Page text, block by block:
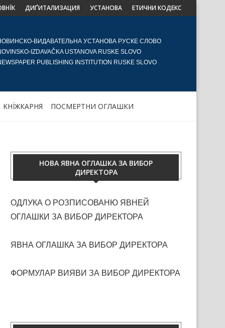
ДИҐИТАЛИЗАЦИЯ УСТАНОВА ЕТИЧНИ КОДЕКС
ВИДАВАТЕЛЬНА УСТАНОВА РУСКЕ СЛОВО
IZDAVAČKA USTANOVA RUSKE SLOVO
PUBLISHING INSTITUTION RUSKE SLOVO
KНЇЖКАРНЯ ПОСМЕРТНИ ОГЛАШКИ
НОВА ЯВНА ОГЛАШКА ЗА ВИБОР
ДИРЕКТОРА
ОДЛУКА О РОЗПИСОВАНЮ ЯВНЕЙ
ОГЛАШКИ ЗА ВИБОР ДИРЕКТОРА
ЯВНА ОГЛАШКА ЗА ВИБОР ДИРЕКТОРА
ФОРМУЛАР ВИЯВИ ЗА ВИБОР ДИРЕКТОРА